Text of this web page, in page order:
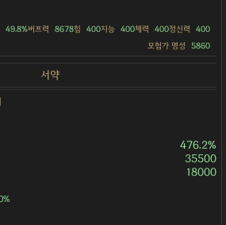
49.8%버프력 8678힘 400지능 400체력 400정신력
400
모험가 명성
5860
서약
476.2%
35500
18000